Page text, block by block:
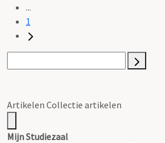
...
1
Artikelen Collectie artikelen
Mijn Studiezaal